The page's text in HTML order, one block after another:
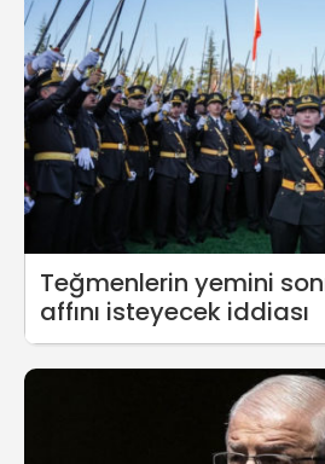
Teğmenlerin yemini
affını isteyecek iddiası